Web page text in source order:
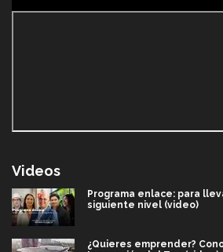
Videos
Programa enlace: para
siguiente nivel (video)
¿Quieres emprender?